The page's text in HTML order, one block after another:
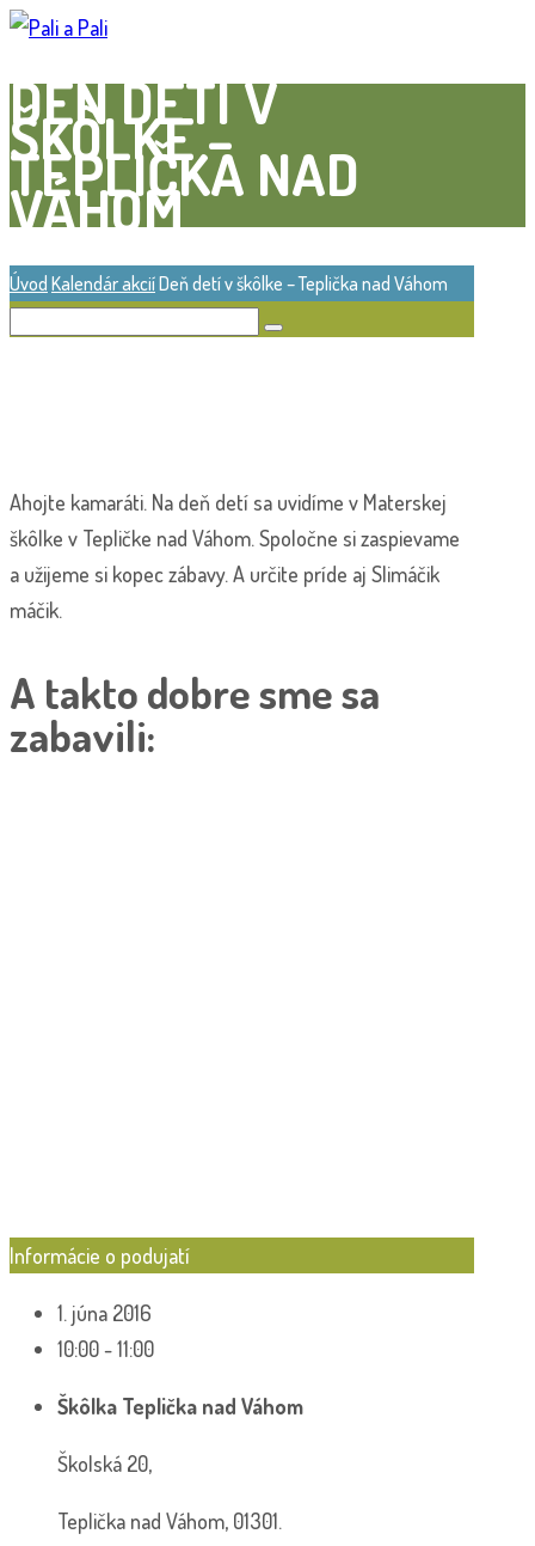
DEŇ DETÍ V
ŠKÔLKE –
TEPLIČKA NAD
VÁHOM
Úvod Kalendár akciíDeň detí v škôlke – Teplička nad Váhom
Ahojte kamaráti. Na deň detí sa uvidíme v Materskej
škôlke v Tepličke nad Váhom. Spoločne si zaspievame
a užijeme si kopec zábavy. A určite príde aj Slimáčik
máčik.
A takto dobre sme sa
zabavili:
Informácie o podujatí
1. júna 2016
10:00 - 11:00
Škôlka Teplička nad Váhom
Školská 20,
Teplička nad Váhom, 01301.